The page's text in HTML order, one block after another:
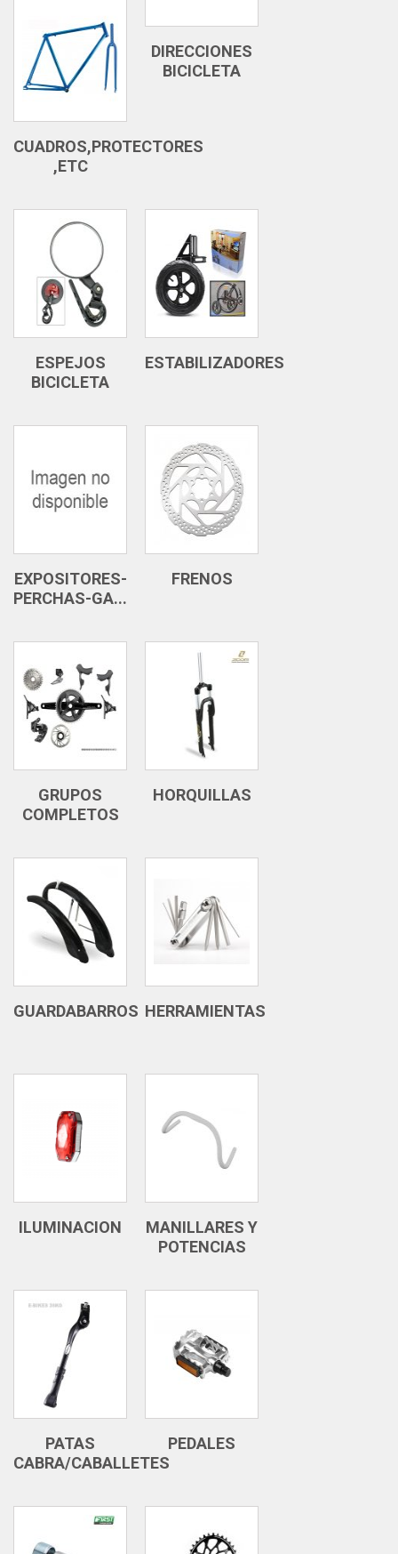
CUADROS,PROTECTORES
,ETC
DIRECCIONES
BICICLETA
ESPEJOS
BICICLETA
ESTABILIZADORES
EXPOSITORES-
PERCHAS-GA...
FRENOS
GRUPOS
COMPLETOS
HORQUILLAS
GUARDABARROS HERRAMIENTAS
ILUMINACION
MANILLARES Y
POTENCIAS
PATAS
CABRA/CABALLETES
PEDALES